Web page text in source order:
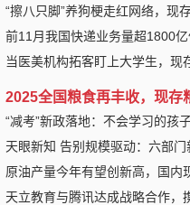
“擦八只脚”养狗梗走红网络，现
前11月我国快递业务量超1800
当医美机构拓客盯上大学生，现
2025全国粮食再丰收，现存
“减考”新政落地：不会学习的孩
天眼新知 告别规模驱动：六部
原油产量今年有望创新高，国内
天立教育与腾讯达成战略合作，